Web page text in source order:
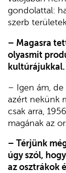
gondolattal:
szerb
– Magasra
olyasmit
kultúrájukkal.
– Igen ám, de
azért nekünk
csak arra,
magának az
– Térjünk
úgy szól,
az osztrákok